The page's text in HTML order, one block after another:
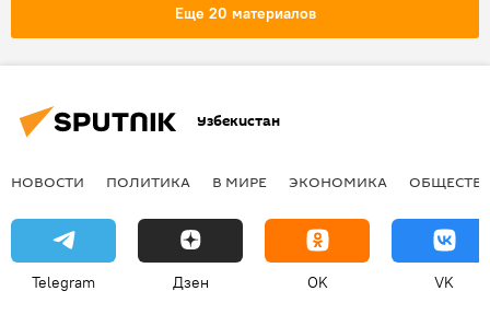
Еще 20 материалов
Узбекистан
НОВОСТИ ПОЛИТИКА В МИРЕ ЭКОНОМИКА
Telegram Дзен OK VK